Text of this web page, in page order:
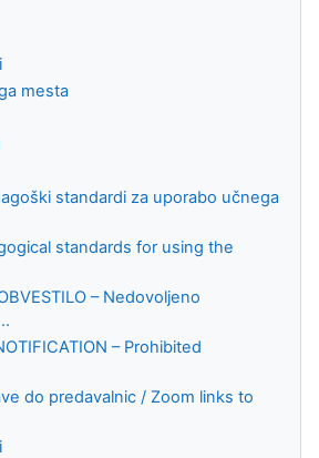
mesta
standardi za uporabo učnega
standards for using the
– Nedovoljeno
– Prohibited
do predavalnic / Zoom links to